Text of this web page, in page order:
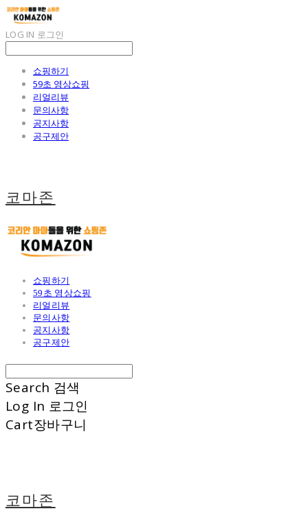
LOG IN 로그인
쇼핑하기
59초 영상쇼핑
리얼리뷰
문의사항
공지사항
공구제안
코마존
쇼핑하기
59초 영상쇼핑
리얼리뷰
문의사항
공지사항
공구제안
Search 검색
Log In 로그인
Cart장바구니
코마존